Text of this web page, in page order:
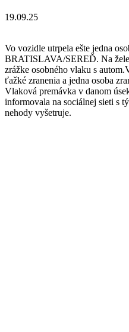
19.09.25
Vo vozidle utrpela ešte jedna
BRATISLAVA/SEREĎ. Na
zrážke osobného vlaku s
ťažké zranenia a jedna osoba
Vlaková premávka v danom
informovala na sociálnej sieti s
nehody vyšetruje.